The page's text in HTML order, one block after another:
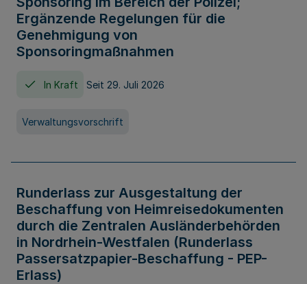
Ergänzende Regelungen für die
Genehmigung von
Sponsoringmaßnahmen
In Kraft Seit 29. Juli 2026
Verwaltungsvorschrift
Runderlass zur Ausgestaltung der
Beschaffung von Heimreisedokumenten
durch die Zentralen Ausländerbehörden
in Nordrhein-Westfalen (Runderlass
Passersatzpapier-Beschaffung - PEP-
Erlass)